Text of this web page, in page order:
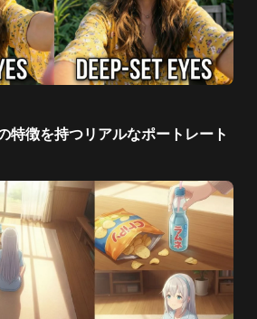
特徴を持つリアルなポートレート